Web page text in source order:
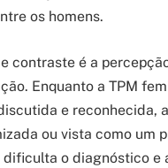
os homens.
contraste é a
Enquanto a TPM
e reconhecida,
ou vista como um
dificulta o diagnóstico e